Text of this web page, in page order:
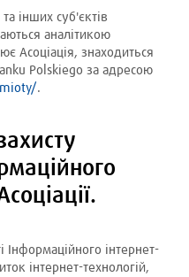
інших суб'єктів
аналітикою
Асоціація, знаходиться
Polskiego за адресою
.
Інформаційного інтернет-
інтернет-технологій,